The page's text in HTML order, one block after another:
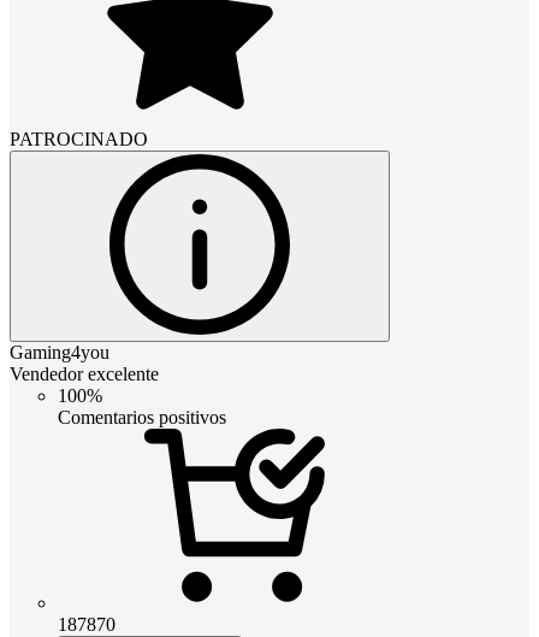
PATROCINADO
Gaming4you
Vendedor excelente
100%
Comentarios positivos
187870